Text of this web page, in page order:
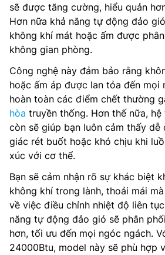
sẽ được tăng cường, hiểu quản
Hơn nữa khả năng tự động đảo
không khí mát hoặc ấm được
không gian phòng.
Công nghệ này đảm bảo rằng
hoặc ấm áp được lan tỏa đến mọi
hoàn toàn các điểm chết thường
hòa truyền thống. Hơn thế nữa, hệ
còn sẽ giúp bạn luôn cảm thấy dễ
giác rét buốt hoặc khó chịu khi
xúc với cơ thể.
Bạn sẽ cảm nhận rõ sự khác biệt
không khí trong lành, thoải mái
về việc điều chỉnh nhiệt độ liên
năng tự động đảo gió sẽ phân
hơn, tối ưu đến mọi ngóc ngách.
24000Btu, model này sẽ phù hợp